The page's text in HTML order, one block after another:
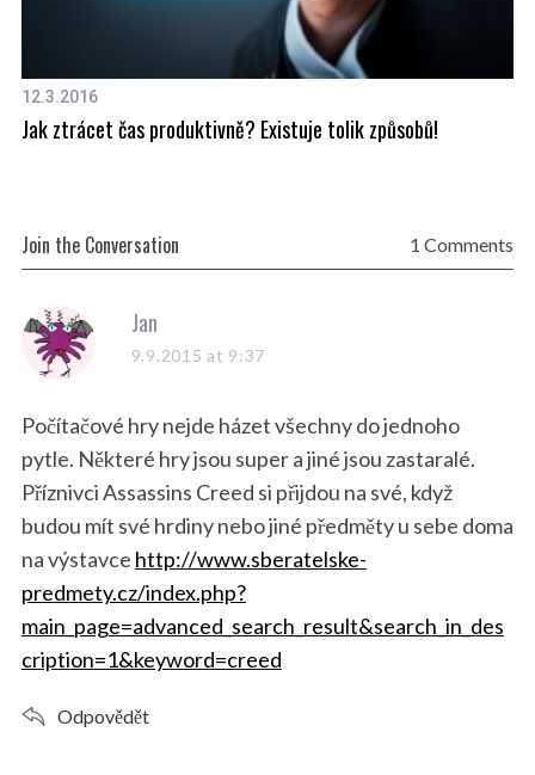
12.3.2016
Jak ztrácet čas produktivně? Existuje tolik způsobů!
Join the Conversation 1 Comments
s
a
s
:
Jan
9.9.2015 at 9:37
Počítačové hry nejde házet všechny do jednoho
pytle. Některé hry jsou super a jiné jsou zastaralé.
Příznivci Assassins Creed si přijdou na své, když
budou mít své hrdiny nebo jiné předměty u sebe doma
na výstavce http://www.sberatelske-
predmety.cz/index.php?
main_page=advanced_search_result&search_in_des
cription=1&keyword=creed
Odpovědět
o
: